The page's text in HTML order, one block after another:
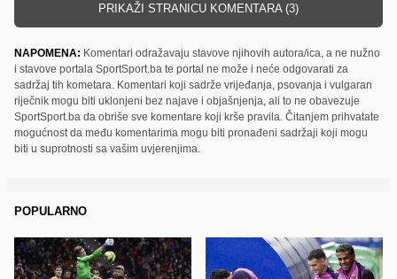
PRIKAŽI STRANICU KOMENTARA (3)
NAPOMENA: Komentari odražavaju stavove njihovih autora/ica, a ne nužno
i stavove portala SportSport.ba te portal ne može i neće odgovarati za
sadržaj tih kometara. Komentari koji sadrže vrijeđanja, psovanja i vulgaran
riječnik mogu biti uklonjeni bez najave i objašnjenja, ali to ne obavezuje
SportSport.ba da obriše sve komentare koji krše pravila. Čitanjem prihvatate
mogućnost da među komentarima mogu biti pronađeni sadržaji koji mogu
biti u suprotnosti sa vašim uvjerenjima.
POPULARNO